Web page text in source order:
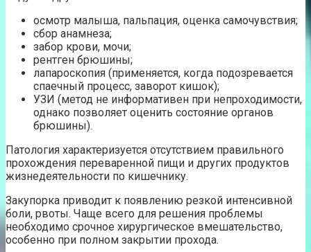
осмотр малыша, пальпация, оценка самочувствия;
сбор анамнеза;
забор крови, мочи;
рентген брюшины;
лапароскопия (применяется, когда подозревается
спаечный процесс, заворот кишок);
УЗИ (метод не информативен при непроходимости,
однако позволяет оценить состояние органов
брюшины).
Патология характеризуется отсутствием правильного
прохождения переваренной пищи и других продуктов
жизнедеятельности по кишечнику.
Закупорка приводит к появлению резкой интенсивной
боли, рвоты. Чаще всего для решения проблемы
необходимо срочное хирургическое вмешательство,
особенно при полном закрытии прохода.